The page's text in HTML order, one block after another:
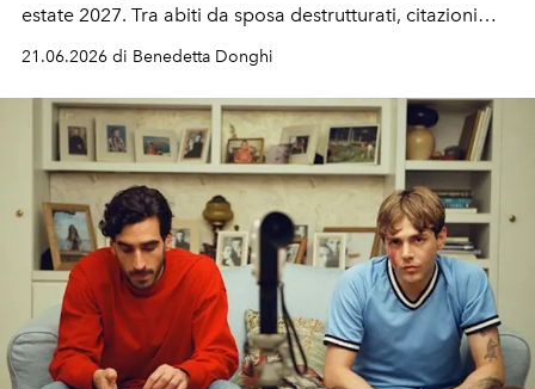
estate 2027. Tra abiti da sposa destrutturati, citazioni
d'infanzia e una fiera rivendicazione di indipendenza, il
designer riscrive le regole dell'upcycling sartoriale
partendo dalla propria crew.
21.06.2026 di Benedetta Donghi